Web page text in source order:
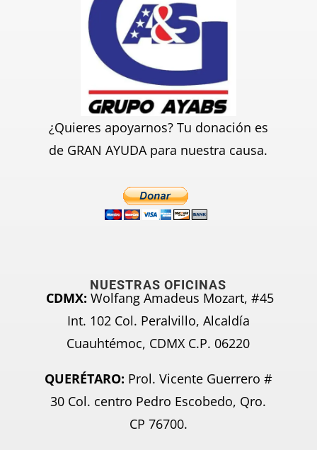
¿Quieres apoyarnos? Tu donación es
de GRAN AYUDA para nuestra causa.
NUESTRAS OFICINAS
CDMX: Wolfang Amadeus Mozart, #45
Int. 102 Col. Peralvillo, Alcaldía
Cuauhtémoc, CDMX C.P. 06220
QUERÉTARO: Prol. Vicente Guerrero #
30 Col. centro Pedro Escobedo, Qro.
CP 76700.